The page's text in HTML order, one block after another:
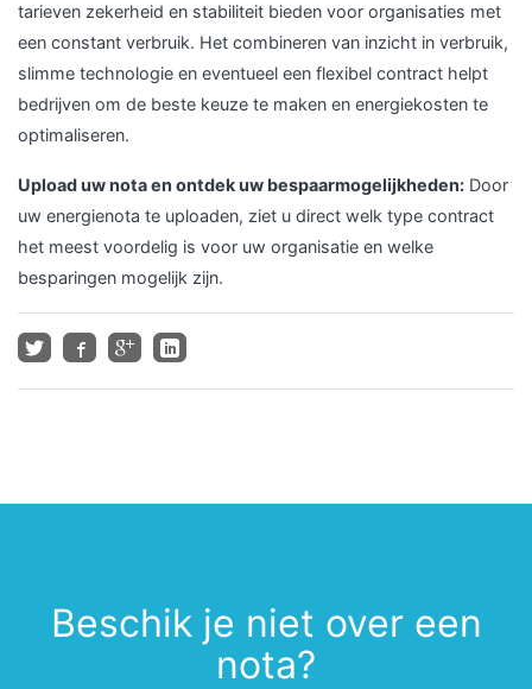
tarieven zekerheid en stabiliteit bieden voor organisaties met
een constant verbruik. Het combineren van inzicht in verbruik,
slimme technologie en eventueel een flexibel contract helpt
bedrijven om de beste keuze te maken en energiekosten te
optimaliseren.
Upload uw nota en ontdek uw bespaarmogelijkheden: Door
uw energienota te uploaden, ziet u direct welk type contract
het meest voordelig is voor uw organisatie en welke
besparingen mogelijk zijn.
Beschik je niet over een
nota?